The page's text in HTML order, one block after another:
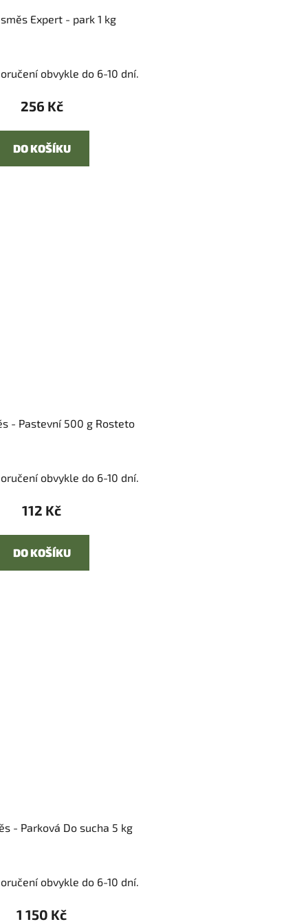
Expert - park 1 kg
obvykle do 6-10 dní.
256 Kč
DO KOŠÍKU
- Pastevní 500 g Rosteto
obvykle do 6-10 dní.
112 Kč
DO KOŠÍKU
- Parková Do sucha 5 kg
obvykle do 6-10 dní.
1 150 Kč